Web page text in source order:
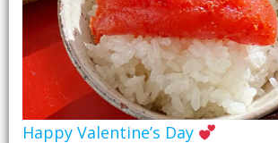
Happy Valentine’s Day